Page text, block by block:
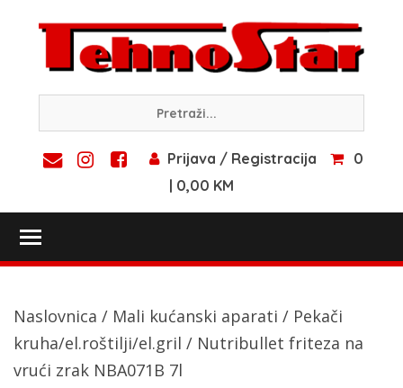
content
Prijava / Registracija
0
| 0,00 KM
Naslovnica / Mali kućanski aparati / Pekači
kruha/el.roštilji/el.gril / Nutribullet friteza na
vrući zrak NBA071B 7l